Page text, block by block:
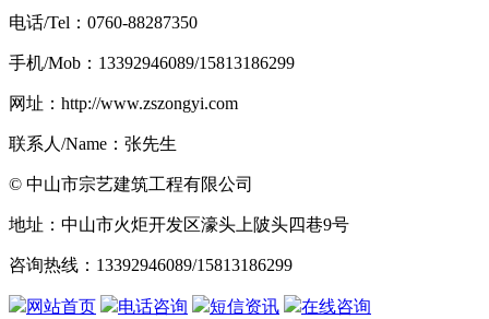
电话/Tel：0760-88287350
手机/Mob：13392946089/15813186299
网址：http://www.zszongyi.com
联系人/Name：张先生
© 中山市宗艺建筑工程有限公司
地址：中山市火炬开发区濠头上陂头四巷9号
咨询热线：13392946089/15813186299
网站首页 电话咨询 短信资讯 在线咨询